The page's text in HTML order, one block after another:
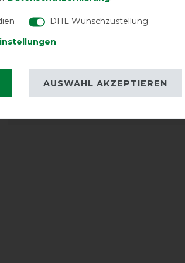
31.10.2021
Super Passform, liegt und liegt ohne
weil sie so schön ist! Allerdings ist
voluminösen Decke
Platz und in eine Waschmaschine
annähernd.
DETAILS ZUR
DHL Wunschzustellung
AUSWAHL AKZEPTIEREN